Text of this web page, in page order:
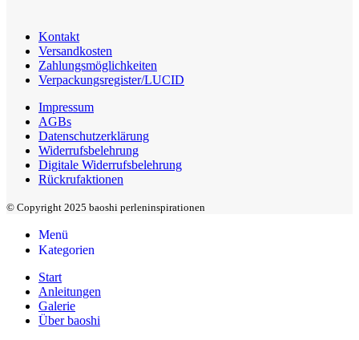
Kontakt
Versandkosten
Zahlungsmöglichkeiten
Verpackungsregister/LUCID
Impressum
AGBs
Datenschutzerklärung
Widerrufsbelehrung
Digitale Widerrufsbelehrung
Rückrufaktionen
© Copyright 2025 baoshi perleninspirationen
Menü
Kategorien
Start
Anleitungen
Galerie
Über baoshi